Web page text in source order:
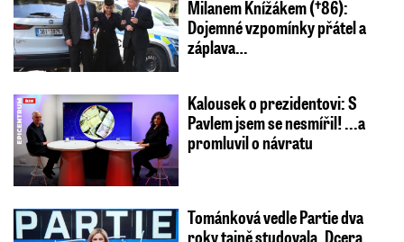
Milanem Knížákem (†86):
Dojemné vzpomínky přátel a
záplava…
Kalousek o prezidentovi: S
Pavlem jsem se nesmířil! ...a
promluvil o návratu
Tománková vedle Partie dva
roky tajně studovala. Dcera